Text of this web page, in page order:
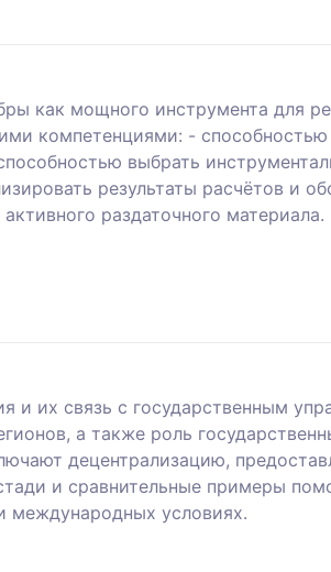
как мощного инструмента для
компетенциями: -
выбрать
результаты расчётов и
раздаточного материала.
и их связь с государственным
а также роль
децентрализацию,
и сравнительные примеры
международных условиях.